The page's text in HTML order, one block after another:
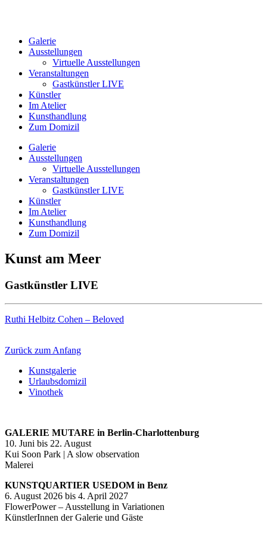
Galerie
Ausstellungen
Virtuelle Ausstellungen
Veranstaltungen
Gastkünstler LIVE
Künstler
Im Atelier
Kunsthandlung
Zum Domizil
Galerie
Ausstellungen
Virtuelle Ausstellungen
Veranstaltungen
Gastkünstler LIVE
Künstler
Im Atelier
Kunsthandlung
Zum Domizil
Kunst am Meer
Gastkünstler LIVE
Ruthi Helbitz Cohen – Beloved
Zurück zum Anfang
Kunstgalerie
Urlaubsdomizil
Vinothek
GALERIE MUTARE in Berlin-Charlottenburg
10. Juni bis 22. August
Kui Soon Park | A slow observation
Malerei
KUNSTQUARTIER USEDOM in Benz
6. August 2026 bis 4. April 2027
FlowerPower – Ausstellung in Variationen
KünstlerInnen der Galerie und Gäste